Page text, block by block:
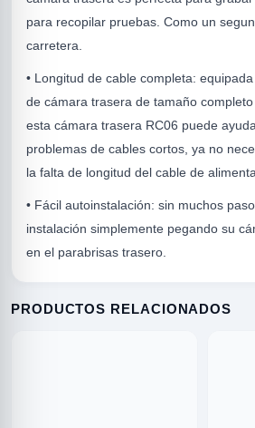
para recopilar pruebas. Como un
carretera.
• Longitud de cable completa:
de cámara trasera de tamaño
esta cámara trasera RC06 puede
problemas de cables cortos, ya no
la falta de longitud del cable de
• Fácil autoinstalación: sin muchos
instalación simplemente pegando su
en el parabrisas trasero.
PRODUCTOS RELACIONADOS